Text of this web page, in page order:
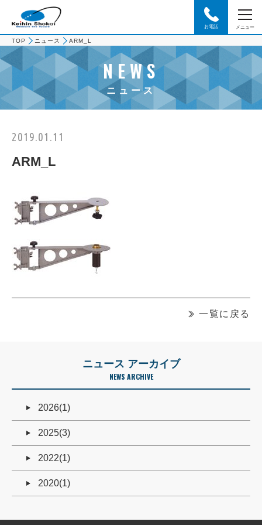
メニュー
お電話
TOP ニュース ARM_L
NEWS
ニュース
2019.01.11
ARM_L
一覧に戻る
ニュース アーカイブ
NEWS ARCHIVE
2026(1)
2025(3)
2022(1)
2020(1)